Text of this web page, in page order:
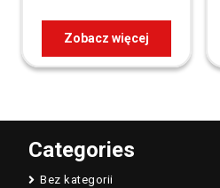
Zobacz więcej
Categories
Bez kategorii